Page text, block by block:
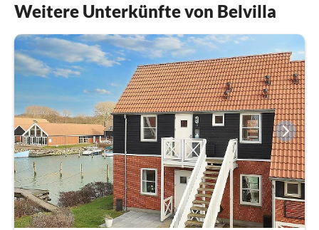
Weitere Unterkünfte von Belvilla